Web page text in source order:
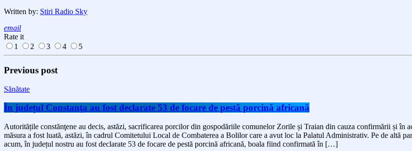
Written by: Stiri Radio Sky
email
Rate it
1
2 3 4 5
Previous post
Sănătate
În județul Constanţa au fost declarate 53 de focare de pestă porcină africană
Autoritățile constănţene au decis, astăzi, sacrificarea porcilor din gospodăriile comunelor Zorile și Traian din cauza confirmării și în
măsura a fost luată, astăzi, în cadrul Comitetului Local de Combaterea a Bolilor care a avut loc la Palatul Administrativ. Pe de altă
acum, în județul nostru au fost declarate 53 de focare de pestă porcină africană, boala fiind confirmată în […]